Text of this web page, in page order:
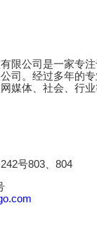
限公司是一家专
司。经过多年的
媒体、社会、行业
号803、804